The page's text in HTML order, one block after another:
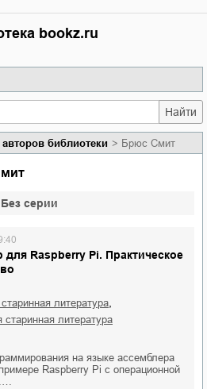
bookz.ru
Найти
библиотеки Брюс Смит
Без серии
для Raspberry Pi. Практическое
старинная литература
старинная литература
на языке ассемблера
Raspberry Pi с операционной